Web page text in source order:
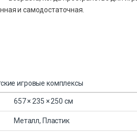
и самодостаточная.
игровые комплексы
657 × 235 × 250 см
Металл, Пластик